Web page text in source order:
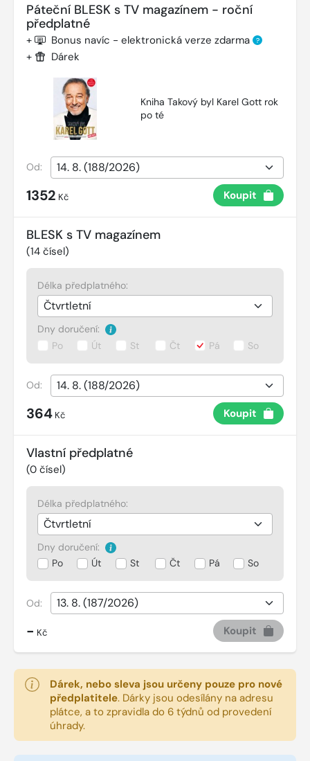
Páteční BLESK s TV magazínem - roční
předplatné
+ Bonus navíc - elektronická verze zdarma ?
+ Dárek
Kniha Takový byl Karel Gott rok
po té
Od:
1352 Kč Koupit
BLESK s TV magazínem
(14 čísel)
Délka předplatného:
Dny doručení:
Po
Út St Čt Pá So
Od:
364 Kč Koupit
Vlastní předplatné
(0 čísel)
Délka předplatného:
Dny doručení:
Po
Út St Čt Pá So
Od:
- Kč Koupit
Dárek, nebo sleva jsou určeny pouze pro nové
předplatitele. Dárky jsou odesílány na adresu
plátce, a to zpravidla do 6 týdnů od provedení
úhrady.